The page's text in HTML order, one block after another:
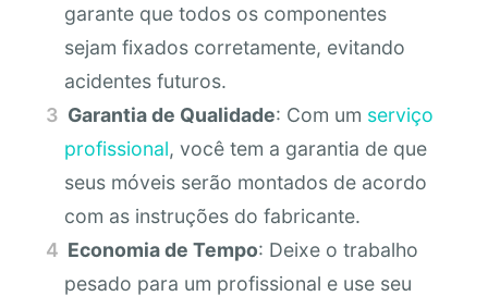
garante que todos os componentes
sejam fixados corretamente, evitando
acidentes futuros.
Garantia de Qualidade: Com um serviço
profissional, você tem a garantia de que
seus móveis serão montados de acordo
com as instruções do fabricante.
Economia de Tempo: Deixe o trabalho
pesado para um profissional e use seu